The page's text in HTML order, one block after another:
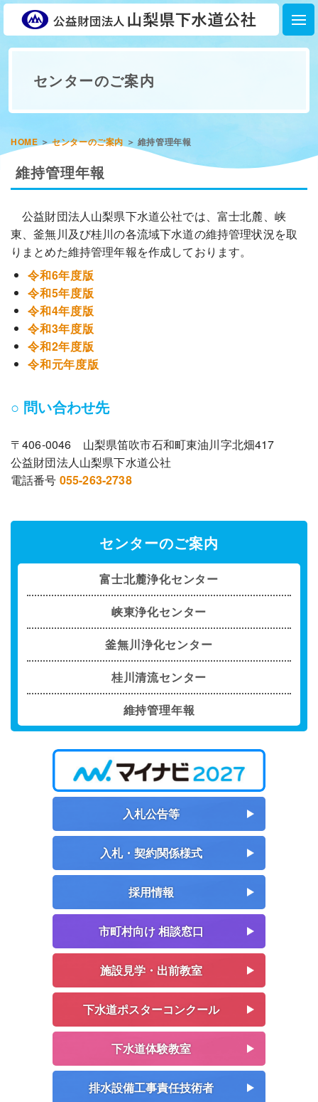
センターのご案内
HOME ＞センターのご案内 ＞ 維持管理年報
維持管理年報
公益財団法人山梨県下水道公社では、富士北麓、峡
東、釜無川及び桂川の各流域下水道の維持管理状況を取
りまとめた維持管理年報を作成しております。
令和6年度版
令和5年度版
令和4年度版
令和3年度版
令和2年度版
令和元年度版
○ 問い合わせ先
〒406-0046 山梨県笛吹市石和町東油川字北畑417
公益財団法人山梨県下水道公社
電話番号 055-263-2738
センターのご案内
富士北麓浄化センター
峡東浄化センター
釜無川浄化センター
桂川清流センター
維持管理年報
入札公告等
入札・契約関係様式
採用情報
市町村向け 相談窓口
施設見学・出前教室
下水道ポスターコンクール
下水道体験教室
排水設備工事責任技術者